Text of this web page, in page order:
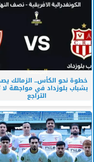
خطوة نحو الكأس.. الزمالك
بشباب بلوزداد في مواجهة
التراجع